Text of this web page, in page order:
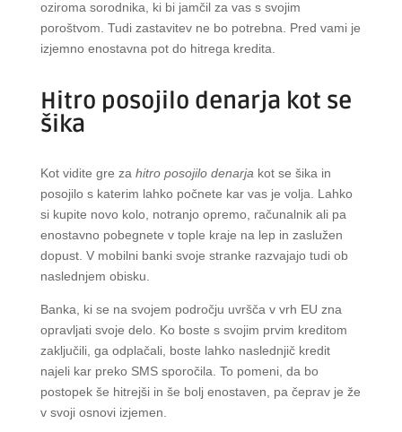
oziroma sorodnika, ki bi jamčil za vas s svojim
poroštvom. Tudi zastavitev ne bo potrebna. Pred vami je
izjemno enostavna pot do hitrega kredita.
Hitro posojilo denarja kot se
šika
Kot vidite gre za hitro posojilo denarja kot se šika in
posojilo s katerim lahko počnete kar vas je volja. Lahko
si kupite novo kolo, notranjo opremo, računalnik ali pa
enostavno pobegnete v tople kraje na lep in zaslužen
dopust. V mobilni banki svoje stranke razvajajo tudi ob
naslednjem obisku.
Banka, ki se na svojem področju uvršča v vrh EU zna
opravljati svoje delo. Ko boste s svojim prvim kreditom
zaključili, ga odplačali, boste lahko naslednjič kredit
najeli kar preko SMS sporočila. To pomeni, da bo
postopek še hitrejši in še bolj enostaven, pa čeprav je že
v svoji osnovi izjemen.